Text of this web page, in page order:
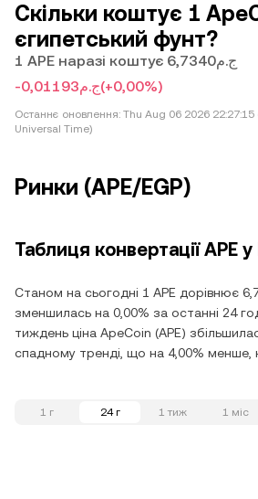
Скільки коштує 1
єгипетський фунт?
1 APE наразі коштує ج.م6,7340
-ج.م0,01193(+0,00%)
Останнє оновлення: Thu Aug 06 2026
Universal Time)
Ринки (APE/EGP)
Таблиця конвертації APE у
Станом на сьогодні 1 APE дорівнює
зменшилась на 0,00% за останні 24
тиждень ціна ApeCoin (APE)
спадному тренді, що на 4,00% менше,
1 г 24 г 1 тиж 1 міс